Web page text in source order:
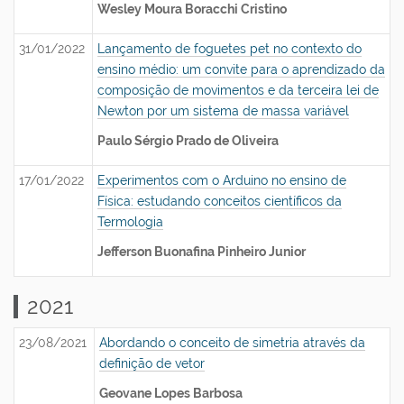
Wesley Moura Boracchi Cristino
31/01/2022
Lançamento de foguetes pet no contexto do
ensino médio: um convite para o aprendizado da
composição de movimentos e da terceira lei de
Newton por um sistema de massa variável
Paulo Sérgio Prado de Oliveira
17/01/2022
Experimentos com o Arduino no ensino de
Física: estudando conceitos científicos da
Termologia
Jefferson Buonafina Pinheiro Junior
2021
23/08/2021
Abordando o conceito de simetria através da
definição de vetor
Geovane Lopes Barbosa